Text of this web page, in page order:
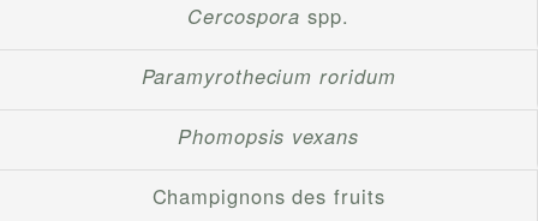
Cercospora spp.
Paramyrothecium roridum
Phomopsis vexans
Champignons des fruits